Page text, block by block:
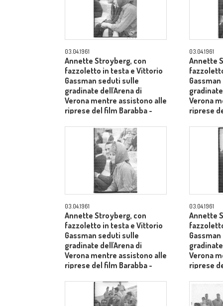
03.04.1961
Annette Stroyberg, con
fazzoletto in testa e Vittorio
Gassman seduti sulle
gradinate dell'Arena di
Verona mentre assistono alle
riprese del film Barabba -
03.04.1961
Annette
Verona
riprese
03.04.1961
Annette Stroyberg, con
fazzoletto in testa e Vittorio
Gassman seduti sulle
gradinate dell'Arena di
Verona mentre assistono alle
riprese del film Barabba -
03.04.1961
Annette
Verona
riprese